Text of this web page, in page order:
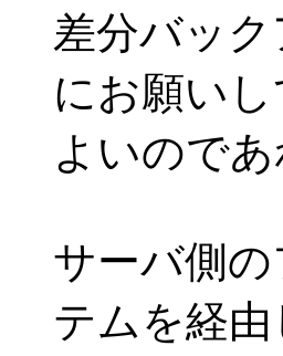
差分バッ
にお願いし
よいのであ
サーバ側
テムを経由